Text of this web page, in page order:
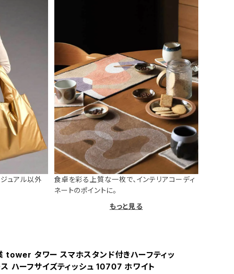
ュアル以外
食卓を彩る上質な一枚で、インテリアコーディ
ネートのポイントに。
もっと見る
tower タワー スマホスタンド付きハーフティッ
ハーフサイズティッシュ 10707 ホワイト